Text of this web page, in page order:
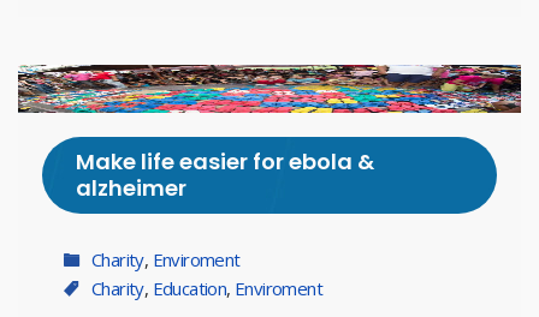
Make life easier for ebola &
alzheimer
Charity, Enviroment
Charity, Education, Enviroment